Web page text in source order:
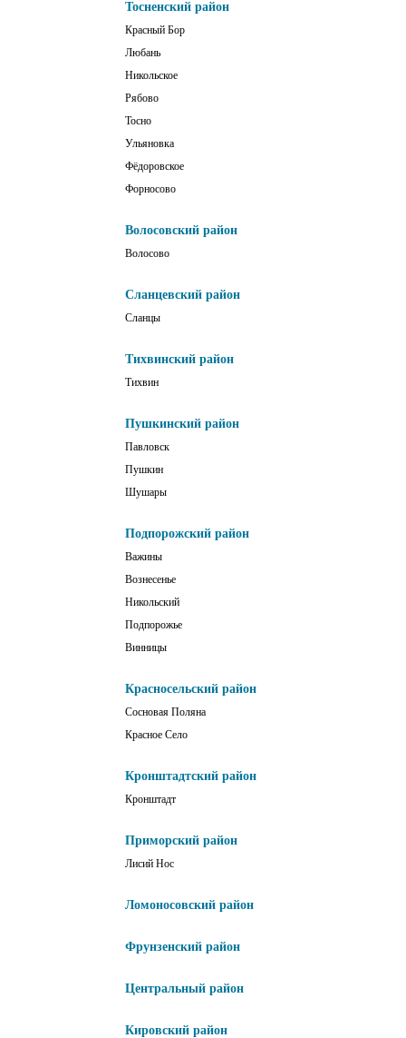
Тосненский район
Красный Бор
Любань
Никольское
Рябово
Тосно
Ульяновка
Фёдоровское
Форносово
Волосовский район
Волосово
Сланцевский район
Сланцы
Тихвинский район
Тихвин
Пушкинский район
Павловск
Пушкин
Шушары
Подпорожский район
Важины
Вознесенье
Никольский
Подпорожье
Винницы
Красносельский район
Сосновая Поляна
Красное Село
Кронштадтский район
Кронштадт
Приморский район
Лисий Нос
Ломоносовский район
Фрунзенский район
Центральный район
Кировский район